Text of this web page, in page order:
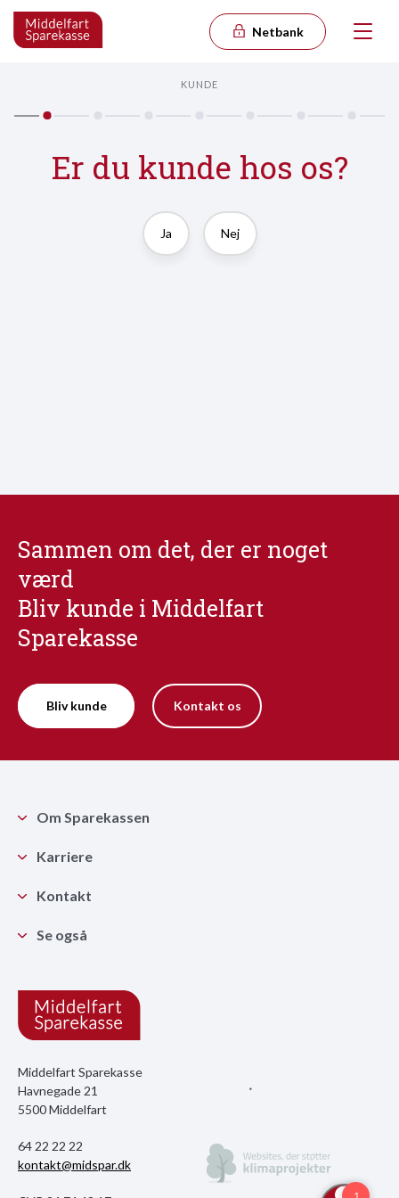
Netbank
KUNDE
Er du kunde hos os?
Ja Nej
Sammen om det, der er noget
værd
Bliv kunde i Middelfart
Sparekasse
Bliv kunde Kontakt os
Middelfart Sparekasse
Havnegade 21
5500 Middelfart
64 22 22 22
kontakt@midspar.dk
Om Sparekassen
Karriere
Kontakt
Se også